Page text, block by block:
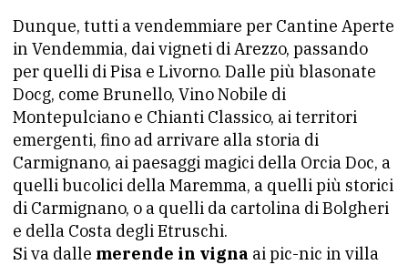
Dunque, tutti a vendemmiare per Cantine Aperte
in Vendemmia, dai vigneti di Arezzo, passando
per quelli di Pisa e Livorno. Dalle più blasonate
Docg, come Brunello, Vino Nobile di
Montepulciano e Chianti Classico, ai territori
emergenti, fino ad arrivare alla storia di
Carmignano, ai paesaggi magici della Orcia Doc, a
quelli bucolici della Maremma, a quelli più storici
di Carmignano, o a quelli da cartolina di Bolgheri
e della Costa degli Etruschi.
Si va dalle merende in vigna ai pic-nic in villa